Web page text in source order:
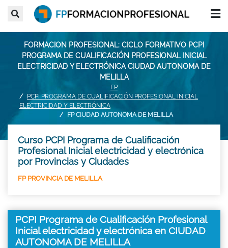
FORMACION PROFESIONAL: CICLO FORMATIVO PCPI
PROGRAMA DE CUALIFICACIÓN PROFESIONAL INICIAL
ELECTRICIDAD Y ELECTRÓNICA CIUDAD AUTONOMA DE
MELILLA
FP
PCPI PROGRAMA DE CUALIFICACIÓN PROFESIONAL INICIAL
ELECTRICIDAD Y ELECTRÓNICA
FP CIUDAD AUTONOMA DE MELILLA
Curso PCPI Programa de Cualificación
Profesional Inicial electricidad y electrónica
por Provincias y Ciudades
FP PROVINCIA DE MELILLA
PCPI Programa de Cualificación Profesional
Inicial electricidad y electrónica en CIUDAD
AUTONOMA DE MELILLA